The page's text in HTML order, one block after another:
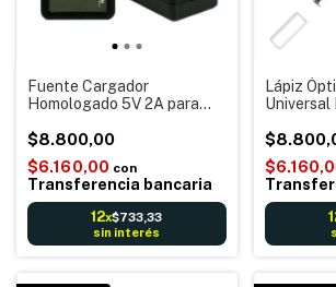
Fuente Cargador
Homologado 5V 2A para
$8.800,00
$6.160,00 con
Transferencia bancaria
12x$733,33
sin interés
Lápiz
Universal
Nuevo